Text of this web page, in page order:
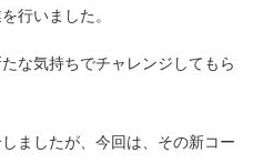
行いました。
な気持ちでチャレンジしてもら
ましたが、今回は、その新コー